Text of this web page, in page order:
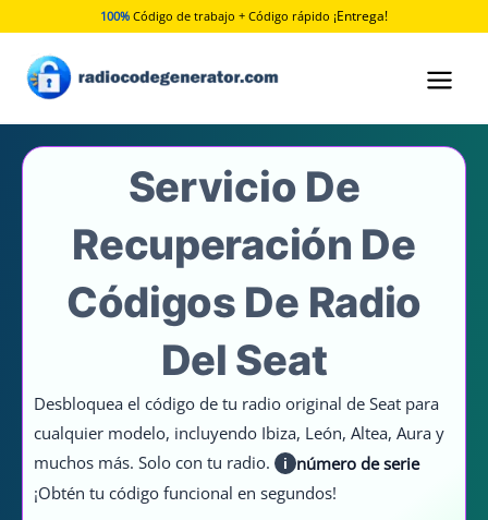
contenido
100% Código de trabajo + Código rápido ¡Entrega!
Servicio De
Recuperación De
Códigos De Radio
Del Seat
Desbloquea el código de tu radio original de Seat para
cualquier modelo, incluyendo Ibiza, León, Altea, Aura y
muchos más. Solo con tu radio.
i
número de serie
¡Obtén tu código funcional en segundos!